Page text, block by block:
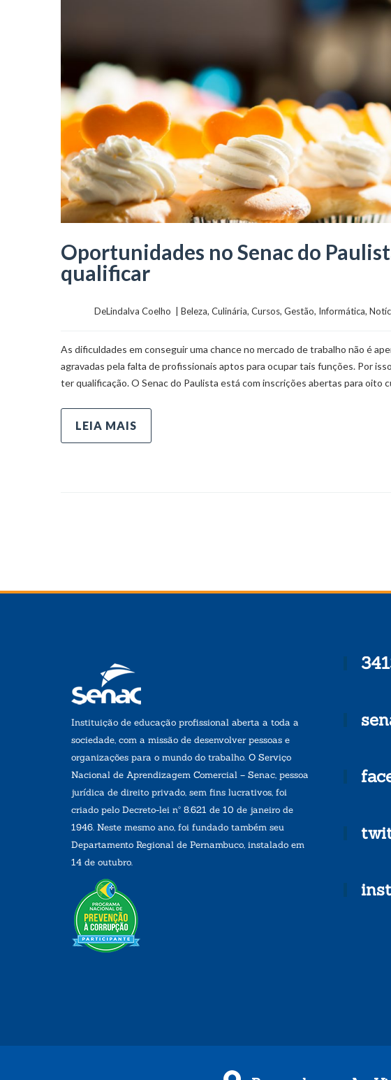
Oportunidades no Senac do
qualificar
	    	DeLindalva Coelho  |
Beleza, Culinária, Cursos, Gestão, Informática,
As dificuldades em conseguir uma chance no mercado de trabalho não é
agravadas pela falta de profissionais aptos para ocupar tais funções. Por
ter qualificação. O Senac do Paulista está com inscrições abertas para oito
LEIA MAIS
Instituição de educação profissional aberta a toda a
sociedade, com a missão de desenvolver pessoas e
organizações para o mundo do trabalho. O Serviço
Nacional de Aprendizagem Comercial – Senac, pessoa
jurídica de direito privado, sem fins lucrativos, foi
criado pelo Decreto-lei nº 8.621 de 10 de janeiro de
1946. Neste mesmo ano, foi fundado também seu
Departamento Regional de Pernambuco, instalado em
14 de outubro.